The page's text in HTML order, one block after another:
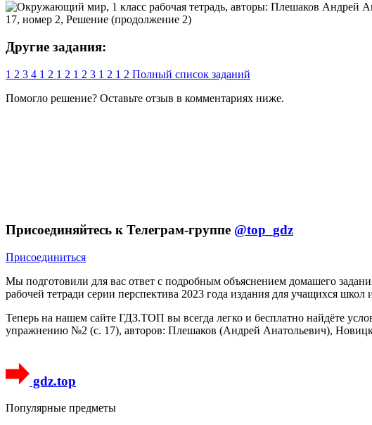
Другие задания:
1 2 3 4 1 2 1 2 1 2 3 1 2 1 2 Полный список заданий
Помогло решение? Оставьте отзыв в комментариях ниже.
Присоединяйтесь к Телеграм-группе @top_gdz
Присоединиться
Мы подготовили для вас ответ c подробным объяснением домашего
рабочей тетради серии перспектива 2023 года издания для учащихся школ
Теперь на нашем сайте ГДЗ.ТОП вы всегда легко и бесплатно найдёте
упражнению №2 (с. 17), авторов: Плешаков (Андрей Анатольевич),
gdz.top
Популярные предметы